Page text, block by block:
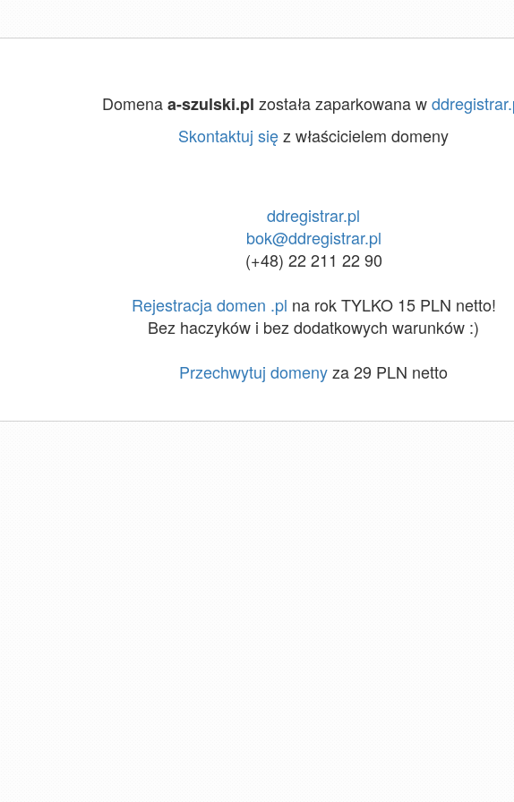
Domenaa-szulski.pl została zaparkowana w
Skontaktuj sięz właścicielem domeny
ddregistrar.pl
bok@ddregistrar.pl
(+48) 22 211 22 90
Rejestracja domen .pl na rok TYLKO 15 PLN netto!
Bez haczyków i bez dodatkowych warunków :)
Przechwytuj domenyza 29 PLN netto